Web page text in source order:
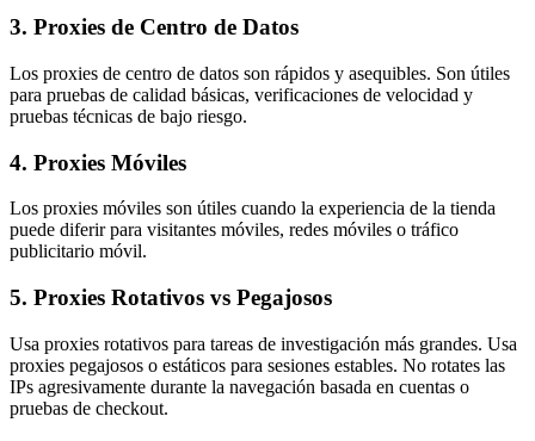
3. Proxies de Centro de Datos
Los proxies de centro de datos son rápidos y asequibles. Son útiles
para pruebas de calidad básicas, verificaciones de velocidad y
pruebas técnicas de bajo riesgo.
4. Proxies Móviles
Los proxies móviles son útiles cuando la experiencia de la tienda
puede diferir para visitantes móviles, redes móviles o tráfico
publicitario móvil.
5. Proxies Rotativos vs Pegajosos
Usa proxies rotativos para tareas de investigación más grandes. Usa
proxies pegajosos o estáticos para sesiones estables. No rotates las
IPs agresivamente durante la navegación basada en cuentas o
pruebas de checkout.